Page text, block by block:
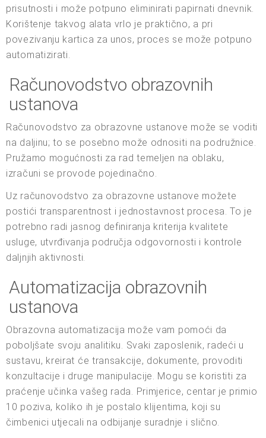
prisutnosti i može potpuno eliminirati papirnati dnevnik.
Korištenje takvog alata vrlo je praktično, a pri
povezivanju kartica za unos, proces se može potpuno
automatizirati.
Računovodstvo obrazovnih
ustanova
Računovodstvo za obrazovne ustanove može se voditi
na daljinu; to se posebno može odnositi na podružnice.
Pružamo mogućnosti za rad temeljen na oblaku,
izračuni se provode pojedinačno.
Uz računovodstvo za obrazovne ustanove možete
postići transparentnost i jednostavnost procesa. To je
potrebno radi jasnog definiranja kriterija kvalitete
usluge, utvrđivanja područja odgovornosti i kontrole
daljnjih aktivnosti.
Automatizacija obrazovnih
ustanova
Obrazovna automatizacija može vam pomoći da
poboljšate svoju analitiku. Svaki zaposlenik, radeći u
sustavu, kreirat će transakcije, dokumente, provoditi
konzultacije i druge manipulacije. Mogu se koristiti za
praćenje učinka vašeg rada. Primjerice, centar je primio
10 poziva, koliko ih je postalo klijentima, koji su
čimbenici utjecali na odbijanje suradnje i slično.